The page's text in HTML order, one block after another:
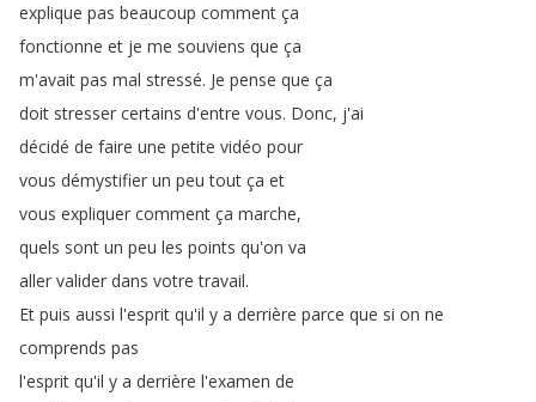
explique pas beaucoup comment ça
fonctionne et je me souviens que ça
m'avait pas mal stressé. Je pense que ça
doit stresser certains d'entre vous. Donc, j'ai
décidé de faire une petite vidéo pour
vous démystifier un peu tout ça et
vous expliquer comment ça marche,
quels sont un peu les points qu'on va
aller valider dans votre travail.
Et puis aussi l'esprit qu'il y a derrière parce que si on ne
comprends pas
l'esprit qu'il y a derrière l'examen de